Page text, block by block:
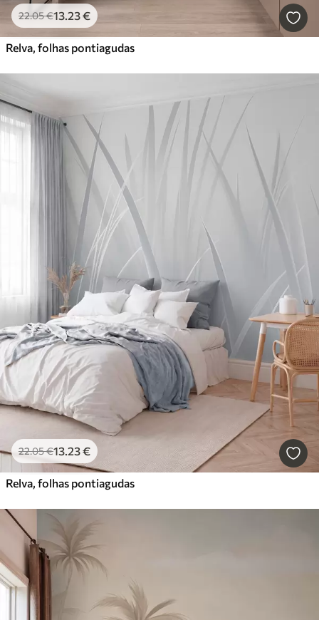
22.05€13.23€
Relva, folhas pontiagudas
22.05€13.23€
Relva, folhas pontiagudas